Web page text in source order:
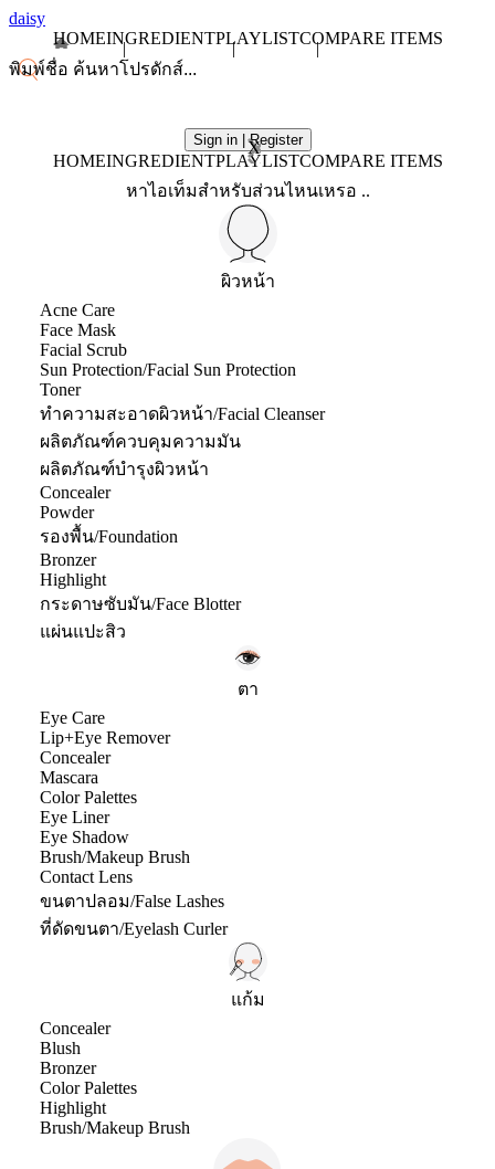
daisy
HOMEINGREDIENTPLAYLISTCOMPARE ITEMS
Sign in | Register
X
HOMEINGREDIENTPLAYLISTCOMPARE ITEMS
หาไอเท็มสำหรับส่วนไหนเหรอ ..
ผิวหน้า
Acne Care
Face Mask
Facial Scrub
Sun Protection/Facial Sun Protection
Toner
ทำความสะอาดผิวหน้า/Facial Cleanser
ผลิตภัณฑ์ควบคุมความมัน
ผลิตภัณฑ์บำรุงผิวหน้า
Concealer
Powder
รองพื้น/Foundation
Bronzer
Highlight
กระดาษซับมัน/Face Blotter
แผ่นแปะสิว
ตา
Eye Care
Lip+Eye Remover
Concealer
Mascara
Color Palettes
Eye Liner
Eye Shadow
Brush/Makeup Brush
Contact Lens
ขนตาปลอม/False Lashes
ที่ดัดขนตา/Eyelash Curler
แก้ม
Concealer
Blush
Bronzer
Color Palettes
Highlight
Brush/Makeup Brush